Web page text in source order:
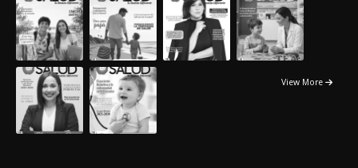
View More